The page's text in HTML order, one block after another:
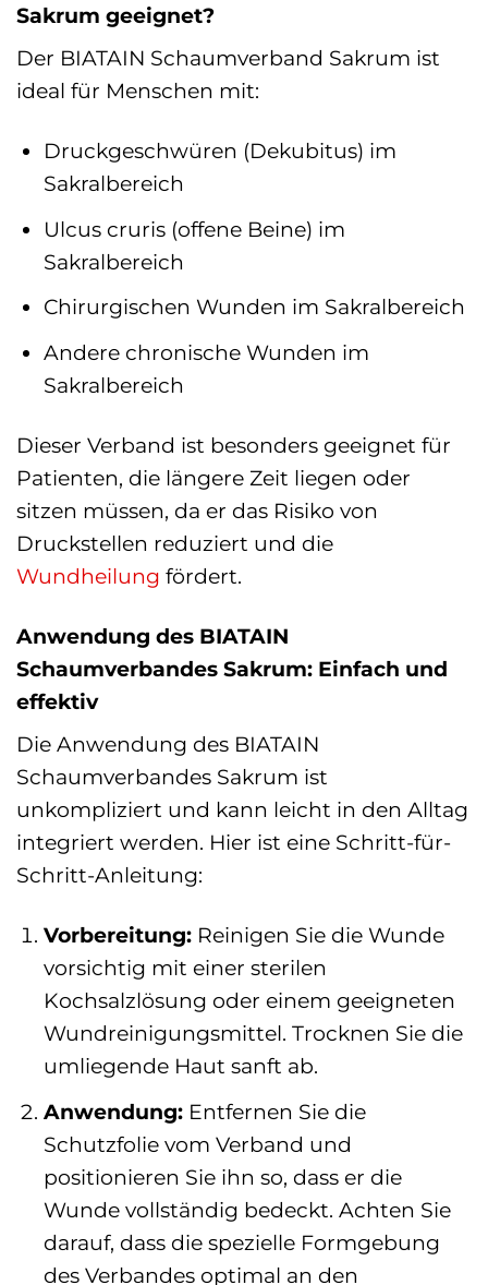
Sakrum geeignet?
Der BIATAIN Schaumverband Sakrum ist
ideal für Menschen mit:
Druckgeschwüren (Dekubitus) im
Sakralbereich
Ulcus cruris (offene Beine) im
Sakralbereich
Chirurgischen Wunden im Sakralbereich
Andere chronische Wunden im
Sakralbereich
Dieser Verband ist besonders geeignet für
Patienten, die längere Zeit liegen oder
sitzen müssen, da er das Risiko von
Druckstellen reduziert und die
Wundheilung fördert.
Anwendung des BIATAIN
Schaumverbandes Sakrum: Einfach und
effektiv
Die Anwendung des BIATAIN
Schaumverbandes Sakrum ist
unkompliziert und kann leicht in den Alltag
integriert werden. Hier ist eine Schritt-für-
Schritt-Anleitung:
Vorbereitung:Reinigen Sie die Wunde
vorsichtig mit einer sterilen
Kochsalzlösung oder einem geeigneten
Wundreinigungsmittel. Trocknen Sie die
umliegende Haut sanft ab.
Anwendung:Entfernen Sie die
Schutzfolie vom Verband und
positionieren Sie ihn so, dass er die
Wunde vollständig bedeckt. Achten Sie
darauf, dass die spezielle Formgebung
des Verbandes optimal an den